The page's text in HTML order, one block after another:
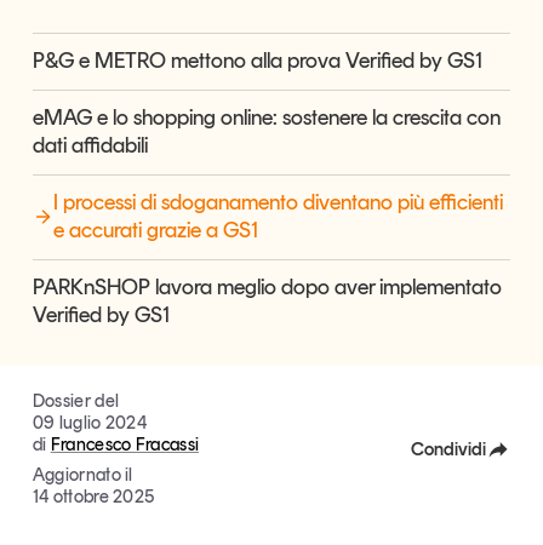
Comunicati stampa
Podcast
Tutti gli appuntamenti
Chi siamo
Newsletter
Tendenze Journal
La nostra newsletter nella tua email
Iscriviti
P&G e METRO mettono alla prova Verified by GS1
eMAG e lo shopping online: sostenere la crescita con
dati affidabili
I processi di sdoganamento diventano più efficienti
e accurati grazie a GS1
PARKnSHOP lavora meglio dopo aver implementato
Verified by GS1
Dossier del
09 luglio 2024
di Francesco Fracassi
Aggiornato il
14 ottobre 2025
Condividi